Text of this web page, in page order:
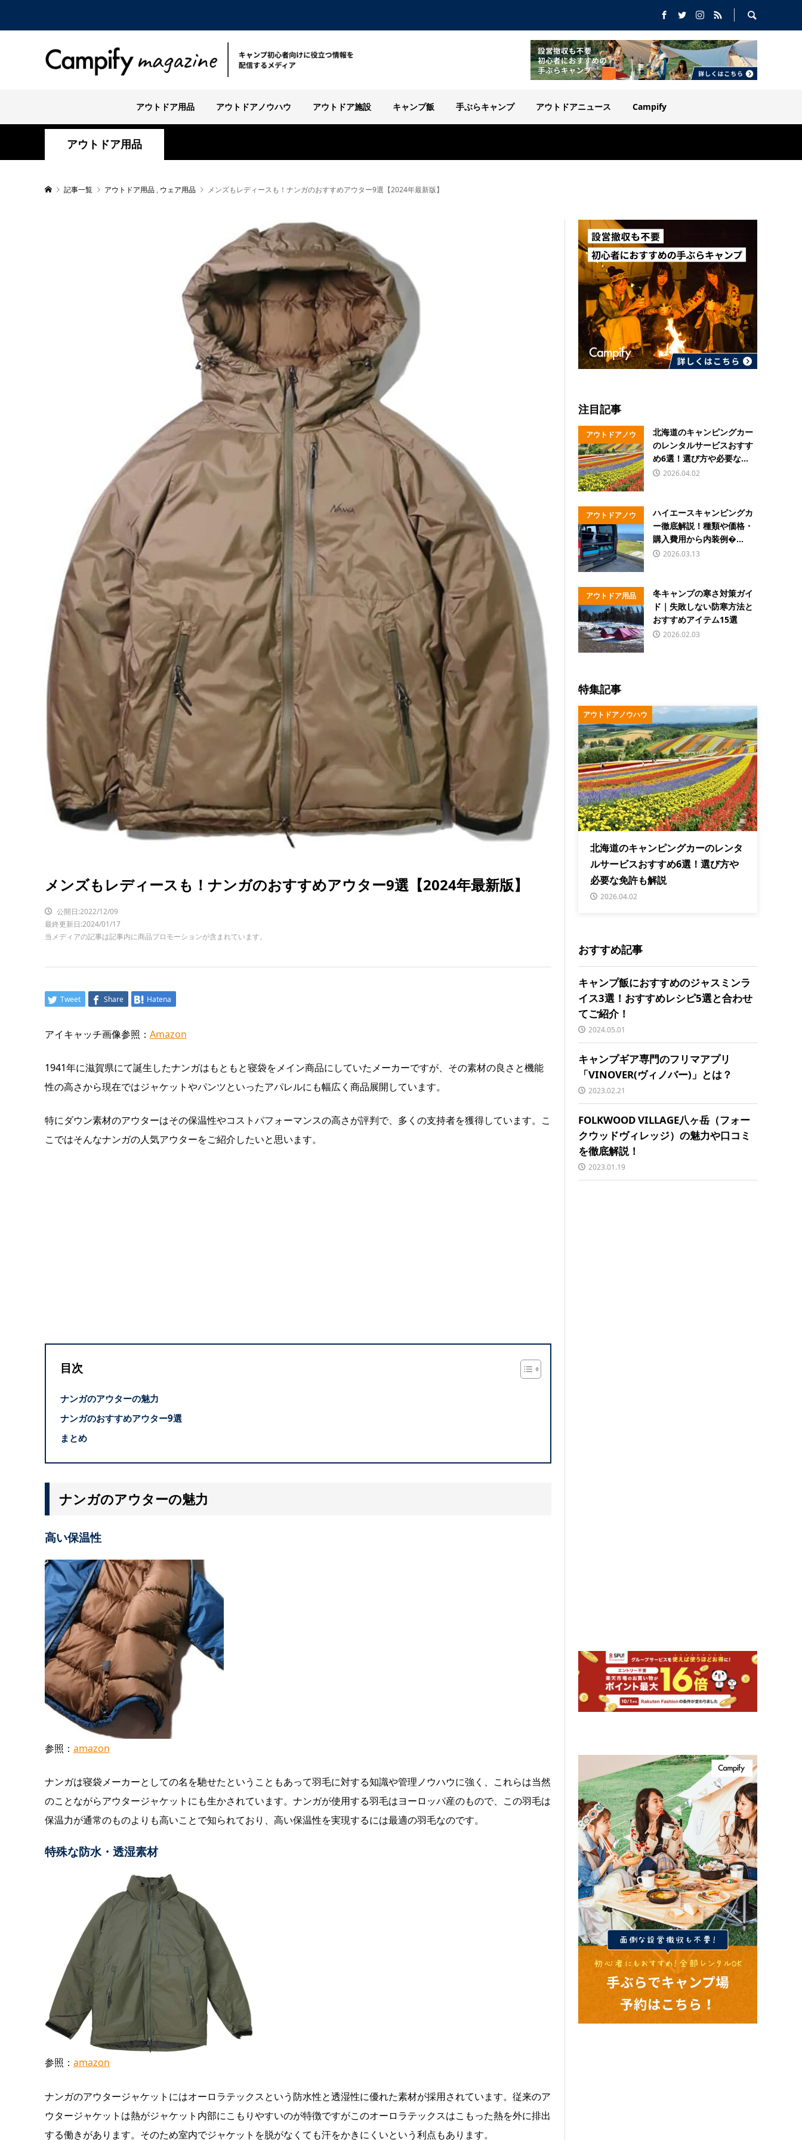
アウトドア用品 アウトドアノウハウ アウトドア施設 キャンプ飯 手ぶらキャンプ アウトドアニュース Campify
アウトドア用品
記事一覧 アウトドア用品 , ウェア用品 メンズもレディースも！ナンガのおすすめアウター9選【2024年最新版】
メンズもレディースも！ナンガのおすすめアウター9選【2024年最新版】
公開日:2022/12/09
最終更新日:2024/01/17
当メディアの記事は記事内に商品プロモーションが含まれています。
Tweet Share Hatena
アイキャッチ画像参照： Amazon
1941年に滋賀県にて誕生したナンガはもともと寝袋をメイン商品にしていたメーカーですが、その素材の良さと機能
性の高さから現在ではジャケットやパンツといったアパレルにも幅広く商品展開しています。
特にダウン素材のアウターはその保温性やコストパフォーマンスの高さが評判で、多くの支持者を獲得しています。こ
こではそんなナンガの人気アウターをご紹介したいと思います。
目次
ナンガのアウターの魅力
ナンガのおすすめアウター9選
まとめ
ナンガのアウターの魅力
高い保温性
参照： amazon
ナンガは寝袋メーカーとしての名を馳せたということもあって羽毛に対する知識や管理ノウハウに強く、これらは当然
のことながらアウタージャケットにも生かされています。ナンガが使用する羽毛はヨーロッパ産のもので、この羽毛は
保温力が通常のものよりも高いことで知られており、高い保温性を実現するには最適の羽毛なのです。
特殊な防水・透湿素材
参照： amazon
ナンガのアウタージャケットにはオーロラテックスという防水性と透湿性に優れた素材が採用されています。従来のア
ウタージャケットは熱がジャケット内部にこもりやすいのが特徴ですがこのオーロラテックスはこもった熱を外に排出
する働きがあります。そのため室内でジャケットを脱がなくても汗をかきにくいという利点もあります。
注目記事
アウトドアノウ
ハウ
北海道のキャンピングカー
のレンタルサービスおすす
め6選！選び方や必要な...
2026.04.02
アウトドアノウ
ハウ
ハイエースキャンピングカ
ー徹底解説！種類や価格・
購入費用から内装例�...
2026.03.13
アウトドア用品
冬キャンプの寒さ対策ガイ
ド｜失敗しない防寒方法と
おすすめアイテム15選
2026.02.03
特集記事
アウトドアノウハウ
北海道のキャンピングカーのレンタ
ルサービスおすすめ6選！選び方や
必要な免許も解説
2026.04.02
おすすめ記事
キャンプ飯におすすめのジャスミンラ
イス3選！おすすめレシピ5選と合わせ
てご紹介！
2024.05.01
キャンプギア専門のフリマアプリ
「VINOVER(ヴィノバー)」とは？
2023.02.21
FOLKWOOD VILLAGE八ヶ岳（フォー
クウッドヴィレッジ）の魅力や口コミ
を徹底解説！
2023.01.19